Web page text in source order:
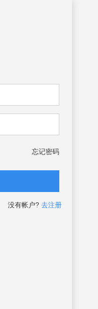
忘记密码
没有帐户? 去注册